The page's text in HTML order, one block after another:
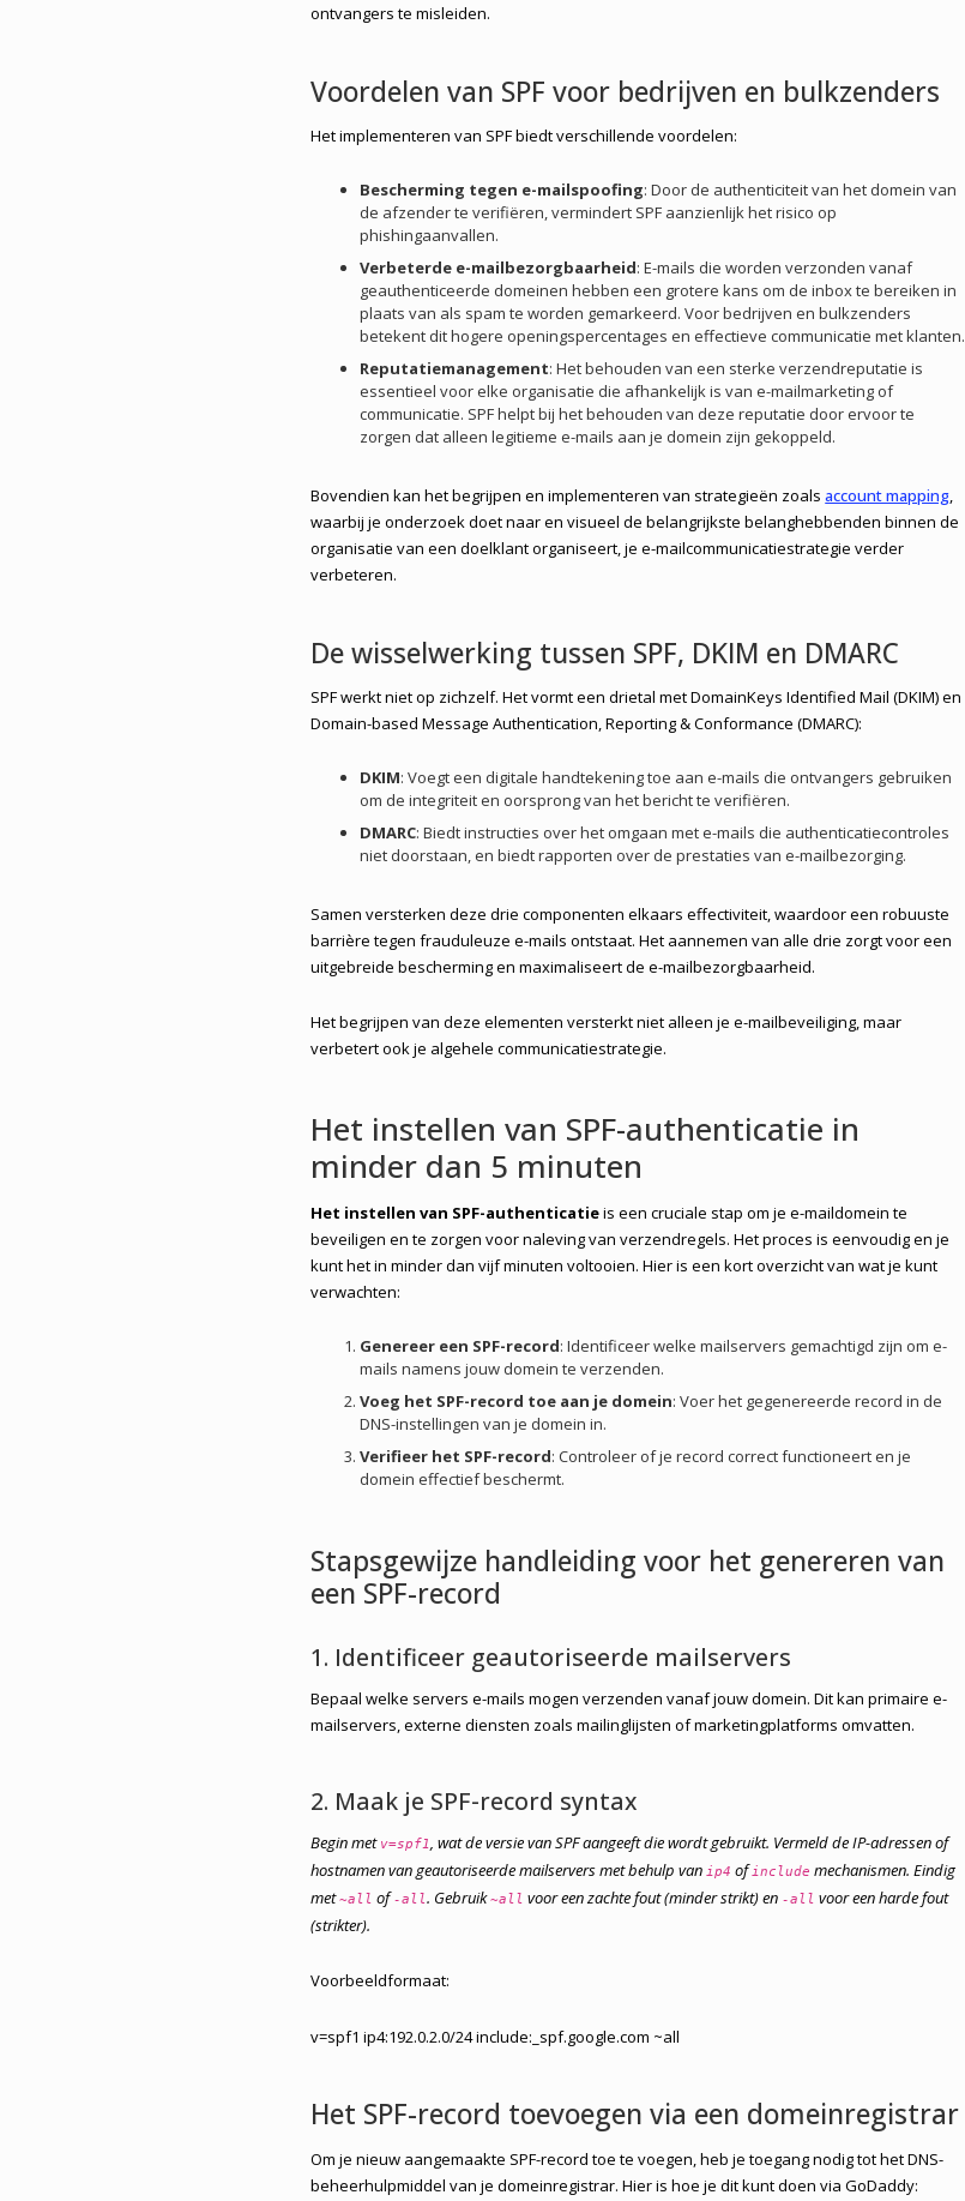
ontvangers te misleiden.
Voordelen van SPF voor bedrijven en bulkzenders
Het implementeren van SPF biedt verschillende voordelen:
Bescherming tegen e-mailspoofing: Door de authenticiteit van het domein van
de afzender te verifiëren, vermindert SPF aanzienlijk het risico op
phishingaanvallen.
Verbeterde e-mailbezorgbaarheid: E-mails die worden verzonden vanaf
geauthenticeerde domeinen hebben een grotere kans om de inbox te bereiken in
plaats van als spam te worden gemarkeerd. Voor bedrijven en bulkzenders
betekent dit hogere openingspercentages en effectieve communicatie met klanten.
Reputatiemanagement: Het behouden van een sterke verzendreputatie is
essentieel voor elke organisatie die afhankelijk is van e-mailmarketing of
communicatie. SPF helpt bij het behouden van deze reputatie door ervoor te
zorgen dat alleen legitieme e-mails aan je domein zijn gekoppeld.
Bovendien kan het begrijpen en implementeren van strategieën zoalsaccount mapping,
waarbij je onderzoek doet naar en visueel de belangrijkste belanghebbenden binnen de
organisatie van een doelklant organiseert, je e-mailcommunicatiestrategie verder
verbeteren.
De wisselwerking tussen SPF, DKIM en DMARC
SPF werkt niet op zichzelf. Het vormt een drietal met DomainKeys Identified Mail (DKIM) en
Domain-based Message Authentication, Reporting & Conformance (DMARC):
DKIM: Voegt een digitale handtekening toe aan e-mails die ontvangers gebruiken
om de integriteit en oorsprong van het bericht te verifiëren.
DMARC: Biedt instructies over het omgaan met e-mails die authenticatiecontroles
niet doorstaan, en biedt rapporten over de prestaties van e-mailbezorging.
Samen versterken deze drie componenten elkaars effectiviteit, waardoor een robuuste
barrière tegen frauduleuze e-mails ontstaat. Het aannemen van alle drie zorgt voor een
uitgebreide bescherming en maximaliseert de e-mailbezorgbaarheid.
Het begrijpen van deze elementen versterkt niet alleen je e-mailbeveiliging, maar
verbetert ook je algehele communicatiestrategie.
Het instellen van SPF-authenticatie in
minder dan 5 minuten
Het instellen van SPF-authenticatieis een cruciale stap om je e-maildomein te
beveiligen en te zorgen voor naleving van verzendregels. Het proces is eenvoudig en je
kunt het in minder dan vijf minuten voltooien. Hier is een kort overzicht van wat je kunt
verwachten:
Genereer een SPF-record: Identificeer welke mailservers gemachtigd zijn om e-
mails namens jouw domein te verzenden.
Voeg het SPF-record toe aan je domein: Voer het gegenereerde record in de
DNS-instellingen van je domein in.
Verifieer het SPF-record: Controleer of je record correct functioneert en je
domein effectief beschermt.
Stapsgewijze handleiding voor het genereren van
een SPF-record
1. Identificeer geautoriseerde mailservers
Bepaal welke servers e-mails mogen verzenden vanaf jouw domein. Dit kan primaire e-
mailservers, externe diensten zoals mailinglijsten of marketingplatforms omvatten.
2. Maak je SPF-record syntax
Begin met v=spf1, wat de versie van SPF aangeeft die wordt gebruikt. Vermeld de IP-adressen of
hostnamen van geautoriseerde mailservers met behulp vanip4 ofinclude mechanismen. Eindig
met~all of-all. Gebruik~all voor een zachte fout (minder strikt) en -all voor een harde fout
(strikter).
Voorbeeldformaat:
v=spf1 ip4:192.0.2.0/24 include:_spf.google.com ~all
Het SPF-record toevoegen via een domeinregistrar
Om je nieuw aangemaakte SPF-record toe te voegen, heb je toegang nodig tot het DNS-
beheerhulpmiddel van je domeinregistrar. Hier is hoe je dit kunt doen via GoDaddy: